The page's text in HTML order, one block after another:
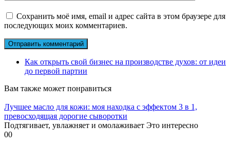
Сохранить моё имя, email и адрес сайта в этом браузере для
последующих моих комментариев.
Как открыть свой бизнес на производстве духов: от идеи
до первой партии
Вам также может понравиться
Лучшее масло для кожи: моя находка с эффектом 3 в 1,
превосходящая дорогие сыворотки
Подтягивает, увлажняет и омолаживает Это интересно
00